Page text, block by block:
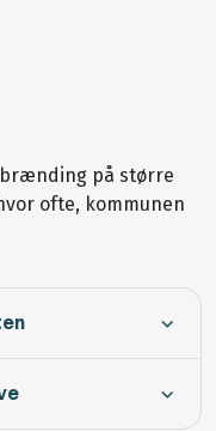
på større
ofte, kommunen